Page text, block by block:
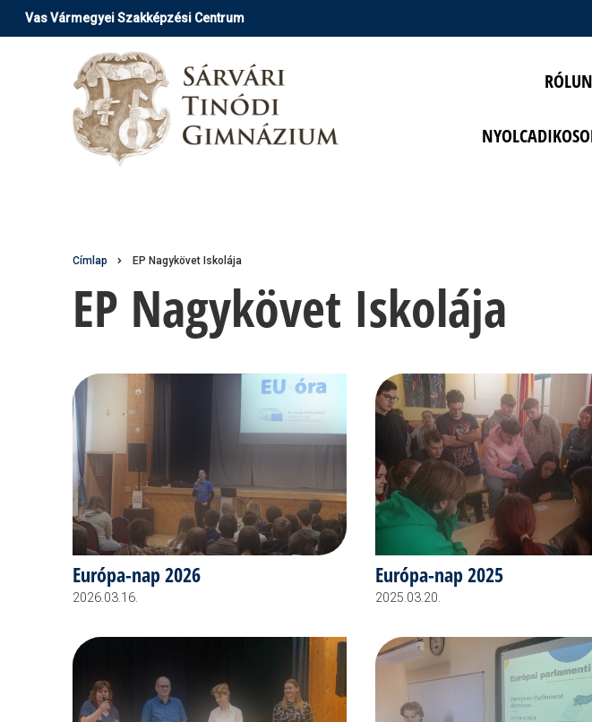
UgrásVas Vármegyei Szakképzési Centrum
Morzsa
Címlap EP Nagykövet Iskolája
EP Nagykövet Iskolája
Európa-nap 2026
2026.03.16.
Európa-nap 2025
2025.03.20.